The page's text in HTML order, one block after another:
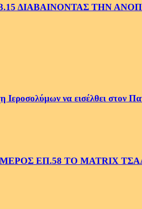
ΤΗΝ
να εισέλθει στον
ΕΠ.58 ΤΟ MATRIX